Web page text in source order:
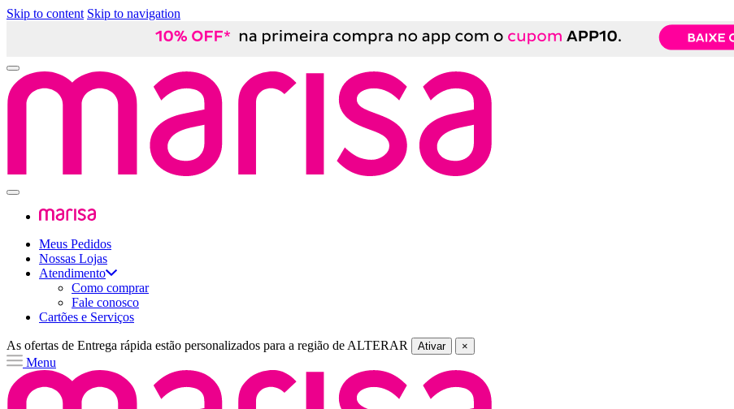
Skip to content Skip to navigation
Meus Pedidos
Nossas Lojas
Atendimento
Como comprar
Fale conosco
Cartões e Serviços
As ofertas de Entrega rápida estão personalizados para a região de ALTERAR Ativar ×
Menu